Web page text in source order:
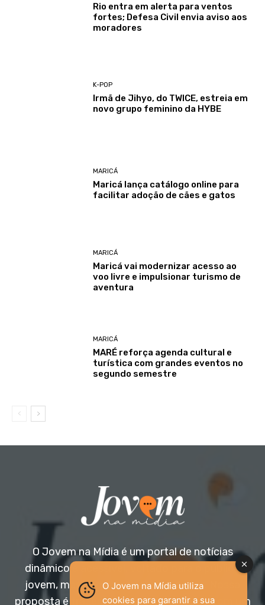
Rio entra em alerta para ventos
fortes; Defesa Civil envia aviso aos
moradores
K-POP
Irmã de Jihyo, do TWICE, estreia em
novo grupo feminino da HYBE
MARICÁ
Maricá lança catálogo online para
facilitar adoção de cães e gatos
MARICÁ
Maricá vai modernizar acesso ao
voo livre e impulsionar turismo de
aventura
MARICÁ
MARÉ reforça agenda cultural e
turística com grandes eventos no
segundo semestre
O Jovem na Mídia é um portal de notícias
dinâmico e acessível, voltado para o público
jovem, mas aberto a todas as idades. Nossa
proposta é trazer informação relevante com um
O Jovem na Mídia utiliza
cookies para garantir a sua